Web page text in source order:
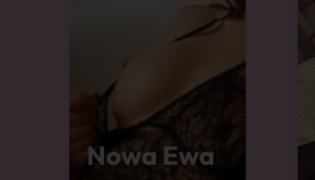
Nowa Ewa